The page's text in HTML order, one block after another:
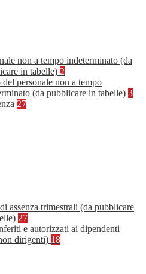
non a tempo indeterminato (da
in tabelle) 2
del personale non a tempo
(da pubblicare in tabelle) 3
27
assenza trimestrali (da pubblicare
27
e autorizzati ai dipendenti
dirigenti) 18